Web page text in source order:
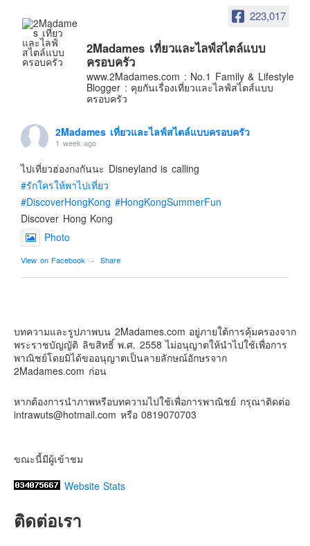
ฟิลิปปินส์
ออสเตรเลีย
นิวซีแลนด์
บทความครอบครัว
Beauty Review
รีวิวสายการบิน
Products & Applications
Events & PR News
About Us
Contact & Support Us
223,017
2Madames เที่ยวและไลฟ์สไตล์แบบ
ครอบครัว
www.2Madames.com : No.1 Family & Lifestyle
Blogger : คุยกันเรื่องเที่ยวและไลฟ์สไตส์แบบ
ครอบครัว
2Madames เที่ยวและไลฟ์สไตล์แบบครอบครัว
1 week ago
ไปเที่ยวฮ่องกงกันนะ Disneyland is calling
#รักใครให้พาไปเที่ยว
#DiscoverHongKong #HongKongSummerFun
Discover Hong Kong
Photo
View on Facebook · Share
เตรียมไว้หนวด ถอยปืนลูกซอง
#น้องเกรซ #ลูกสาวเราเป็นสาวแล้ว
Photo
บทความและรูปภาพบน 2Madames.com อยู่ภายใต้การคุ้มครองจาก
พระราชบัญญัติ ลิขสิทธิ์ พ.ศ. 2558 ไม่อนุญาตให้นำไปใช้เพื่อการ
พาณิชย์โดยมิได้ขออนุญาตเป็นลายลักษณ์อักษรจาก
2Madames.com ก่อน
หากต้องการนำภาพหรือบทความไปใช้เพื่อการพาณิชย์ กรุณาติดต่อ
intrawuts@hotmail.com หรือ 0819070703
ขณะนี้มีผู้เข้าชม
Website Stats
ติดต่อเรา